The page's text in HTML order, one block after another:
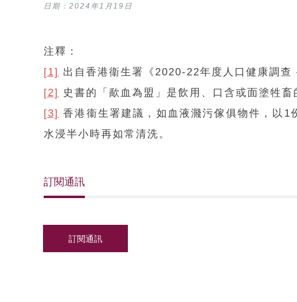
日期：2024年1月19日
注釋：
[1] 出自香港衞生署《2020-22年度人口健康調查
[2]
史書的「歃血為盟」是飲用、口含或面塗牲
[3] 香港衞生署建議，如血液濺污傢俱物件，以
水浸半小時再如常清洗。
訂閱通訊